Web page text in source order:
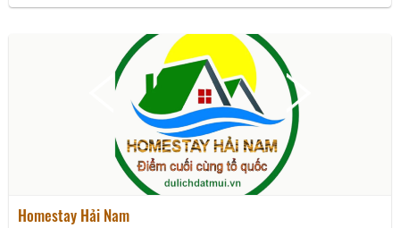
Homestay Hải Nam